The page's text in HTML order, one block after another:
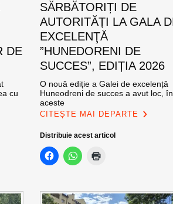
DE
cu
SĂRBĂTORIȚI DE
AUTORITĂȚI LA GALA
EXCELENŢĂ
”HUNEDORENI DE
SUCCES”, EDIȚIA 2026
O nouă ediție a Galei de excelență
Huneodreni de succes a avut loc, în
aceste
CITEȘTE MAI DEPARTE
Distribuie acest articol